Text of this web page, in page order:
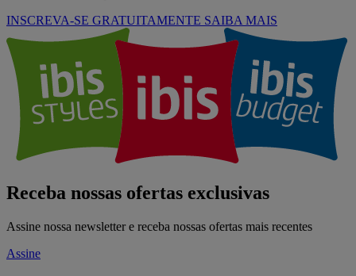
INSCREVA-SE GRATUITAMENTE SAIBA MAIS
Receba nossas ofertas exclusivas
Assine nossa newsletter e receba nossas ofertas mais recentes
Assine